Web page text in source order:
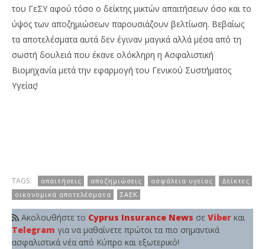
του ΓεΣΥ αφού τόσο ο δείκτης μικτών απαιτήσεων όσο και το
ύψος των αποζημιώσεων παρουσιάζουν βελτίωση. Βεβαίως
τα αποτελέσματα αυτά δεν έγιναν μαγικά αλλά μέσα από τη
σωστή δουλειά που έκανε ολόκληρη η Ασφαλιστική
Βιομηχανία μετά την εφαρμογή του Γενικού Συστήματος
Υγείας!
TAGS: απαιτήσεις αποζημιώσεις ασφάλεια υγείας
Δείκτες
οικονομικά αποτελέσματα
ΣΑΕΚ
Ακολουθήστε το Cyprus Insurance News σε Viber και
Telegram για να μαθαίνετε πρώτοι τα πιο σημαντικά
ασφαλιστικά νέα από Κύπρο και εξωτερικό!